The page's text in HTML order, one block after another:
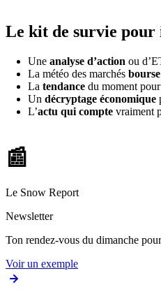
Le kit de survie pour
Une analyse d’action ou
La météo des marchés
La tendance du moment
Un décryptage économique
L’actu qui compte vraiment
📰
Le Snow Report
Newsletter
Ton rendez-vous du dimanche
Voir un exemple